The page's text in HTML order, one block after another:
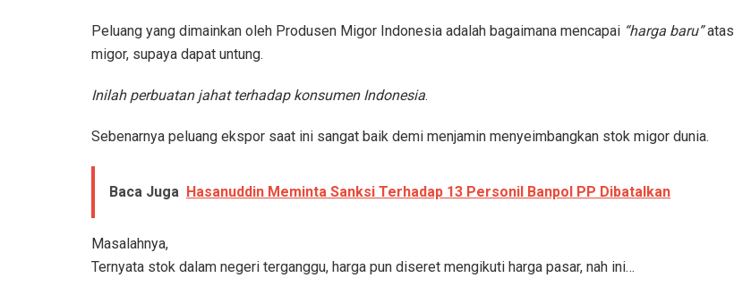
Peluang yang dimainkan oleh Produsen Migor Indonesia adalah bagaimana mencapai “harga baru”atas
migor, supaya dapat untung.
Inilah perbuatan jahat terhadap konsumen Indonesia.
Sebenarnya peluang ekspor saat ini sangat baik demi menjamin menyeimbangkan stok migor dunia.
Baca Juga Hasanuddin Meminta Sanksi Terhadap 13 Personil Banpol PP Dibatalkan
Masalahnya,
Ternyata stok dalam negeri terganggu, harga pun diseret mengikuti harga pasar, nah ini…